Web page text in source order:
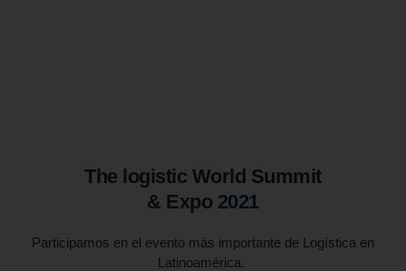
The logistic World Summit
& Expo 2021
Participamos en el evento más importante de Logística en
Latinoamérica.